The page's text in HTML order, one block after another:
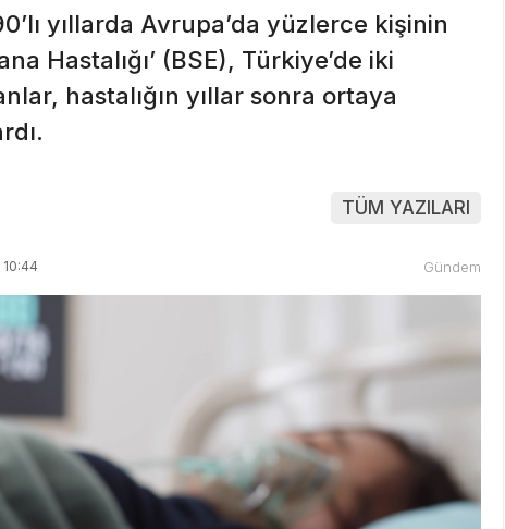
yıllarda Avrupa’da yüzlerce kişinin
Hastalığı’ (BSE), Türkiye’de iki
hastalığın yıllar sonra ortaya
TÜM YAZILARI
Gündem